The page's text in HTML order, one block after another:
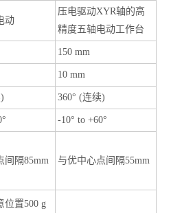
动
压电驱动XYR轴的高
精度五轴电动工作台
150 mm
10 mm
360° (连续)
-10° to +60°
间隔85mm 与优中心点间隔55mm
位置500 g